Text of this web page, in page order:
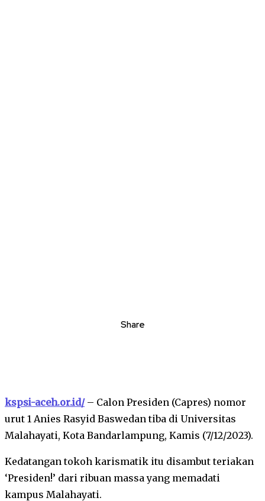
Share
kspsi-aceh.or.id/– Calon Presiden (Capres) nomor
urut 1 Anies Rasyid Baswedan tiba di Universitas
Malahayati, Kota Bandarlampung, Kamis (7/12/2023).
Kedatangan tokoh karismatik itu disambut teriakan
‘Presiden!’ dari ribuan massa yang memadati
kampus Malahayati.